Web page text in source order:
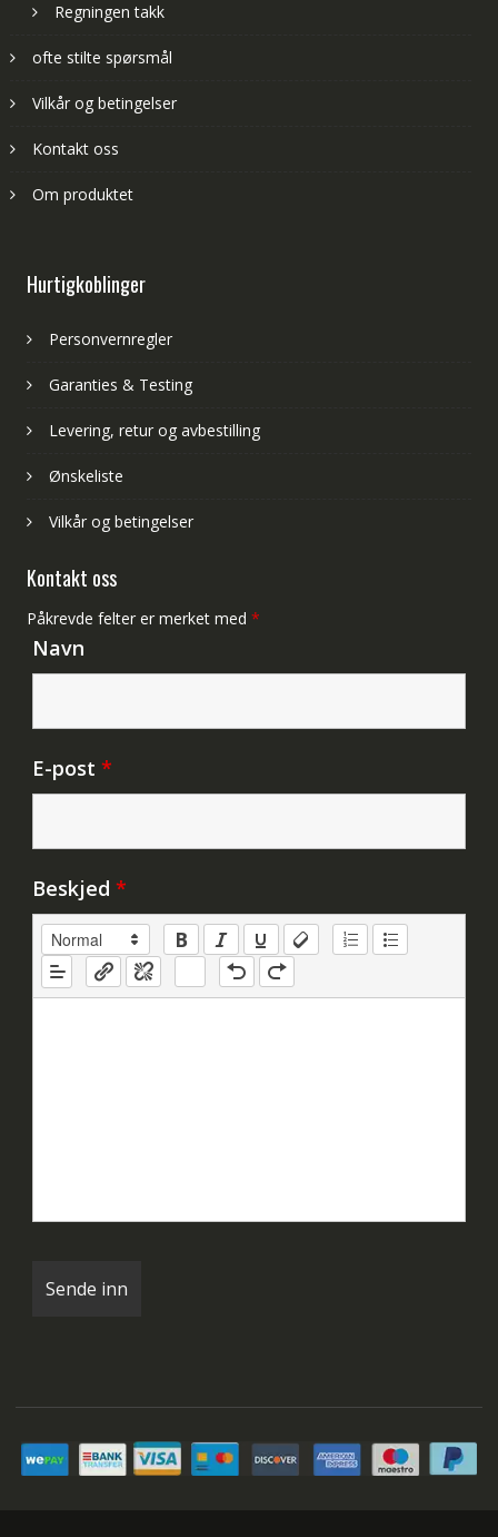
Regningen takk
ofte stilte spørsmål
Vilkår og betingelser
Kontakt oss
Om produktet
Hurtigkoblinger
Personvernregler
Garanties & Testing
Levering, retur og avbestilling
Ønskeliste
Vilkår og betingelser
Kontakt oss
Påkrevde felter er merket med *
Navn
E-post *
Beskjed *